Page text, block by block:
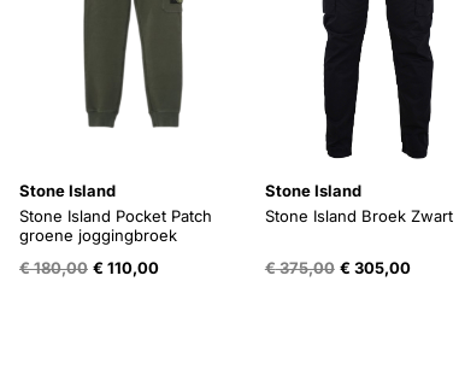
Stone Island
Stone Island Pocket Patch
groene joggingbroek
€180,00 Oorspronkelijke
€ 110,00
Stone Island
Stone Island Broek Zwart
€375,00 Oorspronkelijke
€ 305,00Huidige